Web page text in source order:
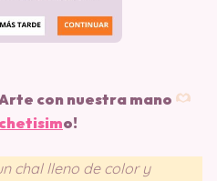
con nuestra mano
o!
chal lleno de color y